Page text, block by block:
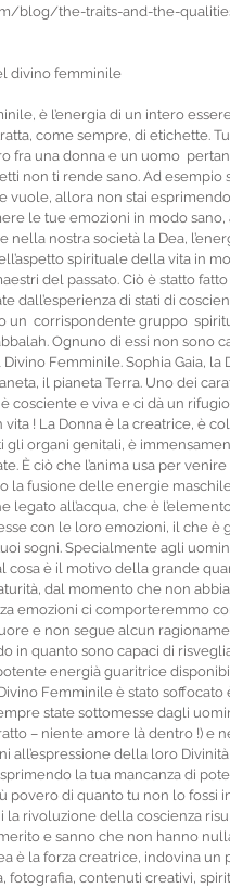
blog/the-traits-and-the-
divino femminile
è l’energia di un intero
come sempre, di etichette.
fra una donna e un uomo
non ti rende sano. Ad
vuole, allora non stai
le tue emozioni in modo
nella nostra società la Dea,
spirituale della vita in
del passato. Ciò è statto
dall’esperienza di stati di
corrispondente gruppo
Ognuno di essi non
Femminile. Sophia Gaia,
il pianeta Terra. Uno dei
cosciente e viva e ci dà un
! La Donna è la creatrice, è
organi genitali, è
È ciò che l’anima usa per
la fusione delle energie
legato all’acqua, che è
con le loro emozioni, il che è
sogni. Specialmente agli
cosa è il motivo della grande
dal momento che non
emozioni ci comporteremmo
e non segue alcun
in quanto sono capaci di
potente energià guaritrice
state sottomesse dagli
– niente amore là dentro !) e
all’espressione della loro
la tua mancanza di
povero di quanto tu non lo fossi
la rivoluzione della coscienza
e sanno che non hanno
è la forza creatrice, indovina un
fotografia, contenuti creativi,